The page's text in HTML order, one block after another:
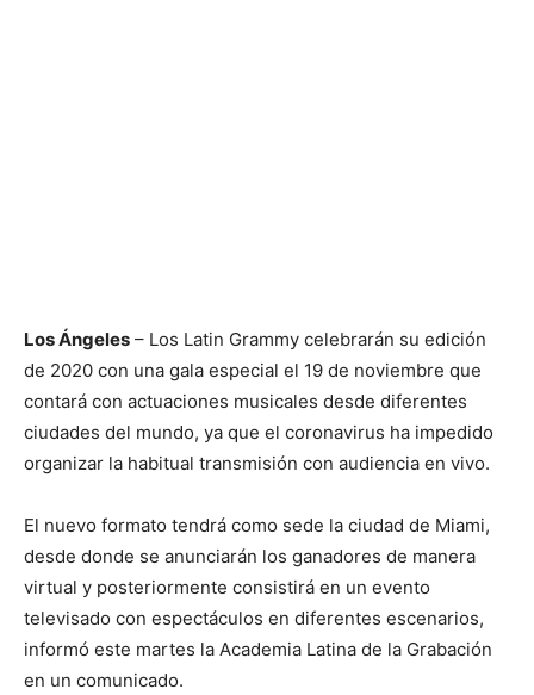
Los Ángeles – Los Latin Grammy celebrarán su edición
de 2020 con una gala especial el 19 de noviembre que
contará con actuaciones musicales desde diferentes
ciudades del mundo, ya que el coronavirus ha impedido
organizar la habitual transmisión con audiencia en vivo.
El nuevo formato tendrá como sede la ciudad de Miami,
desde donde se anunciarán los ganadores de manera
virtual y posteriormente consistirá en un evento
televisado con espectáculos en diferentes escenarios,
informó este martes la Academia Latina de la Grabación
en un comunicado.